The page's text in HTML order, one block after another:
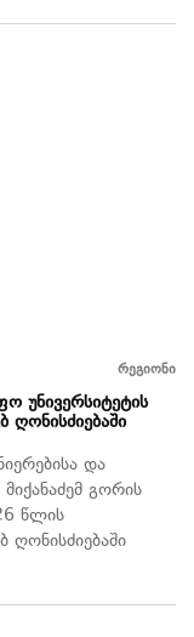
რეგიონი
უნივერსიტეტის
ღონისძიებაში
და
გორის
წლის
ღონისძიებაში